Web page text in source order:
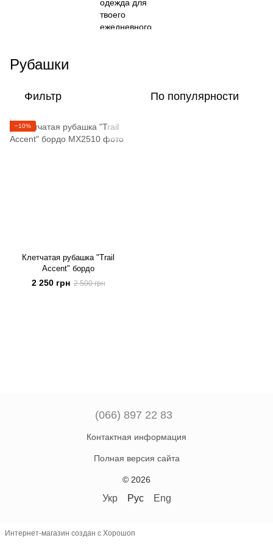
Рубашки
Фильтр По популярности
−10%
Клетчатая рубашка "Trail
Accent" бордо
2 250 грн 2 500 грн
(066) 897 22 83
Контактная информация
Полная версия сайта
© 2026
Укр Рус Eng
Интернет-магазин создан с Хорошоп